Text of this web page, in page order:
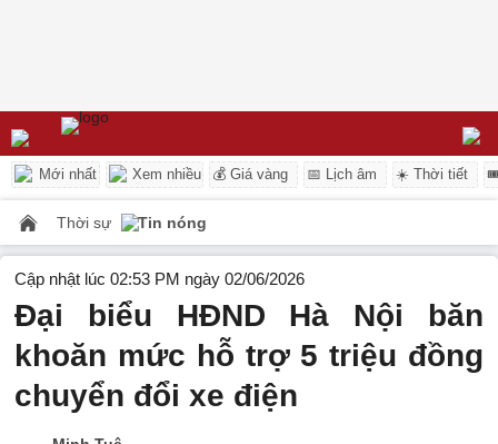
Mới nhất Xem nhiều 💰 Giá vàng 📅 Lịch âm ☀️ Thời tiết
Thời sự Tin nóng
Cập nhật lúc 02:53 PM ngày 02/06/2026
Đại biểu HĐND Hà Nội băn
khoăn mức hỗ trợ 5 triệu đồng
chuyển đổi xe điện